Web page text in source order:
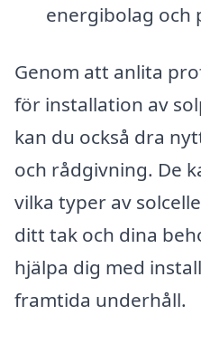
energibolag och
Genom att anlita
för installation av
kan du också dra
och rådgivning. De
vilka typer av
ditt tak och dina
hjälpa dig med
framtida underhåll.